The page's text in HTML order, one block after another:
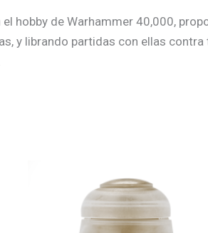
hobby de Warhammer 40,000,
y librando partidas con ellas